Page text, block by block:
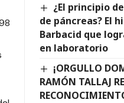
¿El principio
de páncreas? El
Barbacid que
en laboratorio
¡ORGULLO
RAMÓN TALLAJ